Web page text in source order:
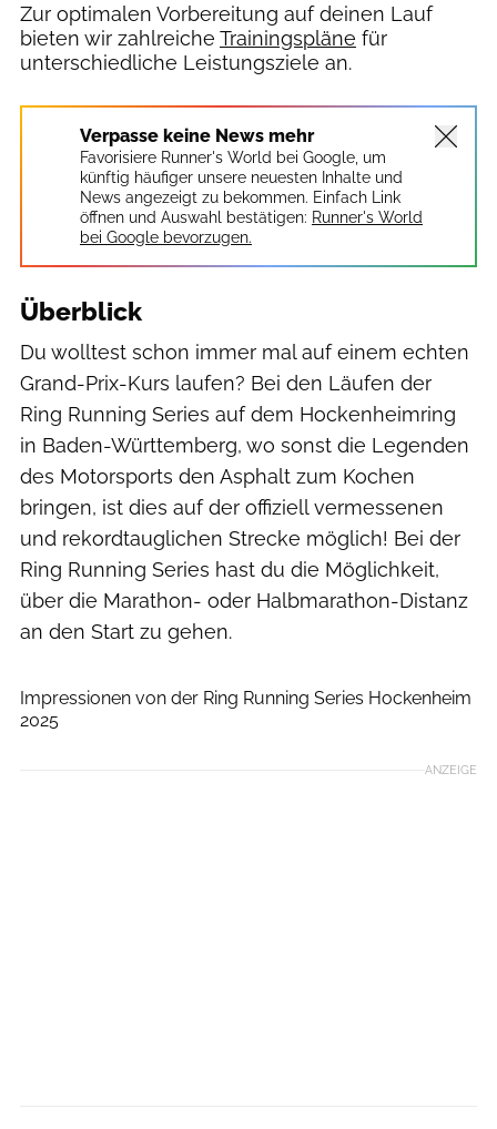
Zur optimalen Vorbereitung auf deinen Lauf
bieten wir zahlreiche Trainingspläne für
unterschiedliche Leistungsziele an.
Verpasse keine News mehr
Favorisiere Runner's World bei Google, um
künftig häufiger unsere neuesten Inhalte und
News angezeigt zu bekommen. Einfach Link
öffnen und Auswahl bestätigen: Runner's World
bei Google bevorzugen.
Überblick
Du wolltest schon immer mal auf einem echten
Grand-Prix-Kurs laufen? Bei den Läufen der
Ring Running Series auf dem Hockenheimring
in Baden-Württemberg, wo sonst die Legenden
des Motorsports den Asphalt zum Kochen
bringen, ist dies auf der offiziell vermessenen
und rekordtauglichen Strecke möglich! Bei der
Ring Running Series hast du die Möglichkeit,
über die Marathon- oder Halbmarathon-Distanz
an den Start zu gehen.
Impressionen von der Ring Running Series Hockenheim
2025
ANZEIGE